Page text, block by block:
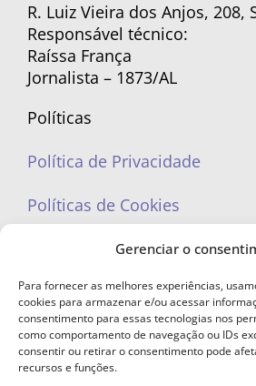
Gerenciar o
Para fornecer as melhores experiências,
cookies para armazenar e/ou acessar
consentimento para essas tecnologias nos
como comportamento de navegação ou IDs
consentir ou retirar o consentimento pode
recursos e funções.
R. Luiz Vieira dos Anjos, 208,
Responsável técnico:
Raíssa França
Jornalista – 1873/AL
Políticas
Política de Privacidade
Políticas de Cookies